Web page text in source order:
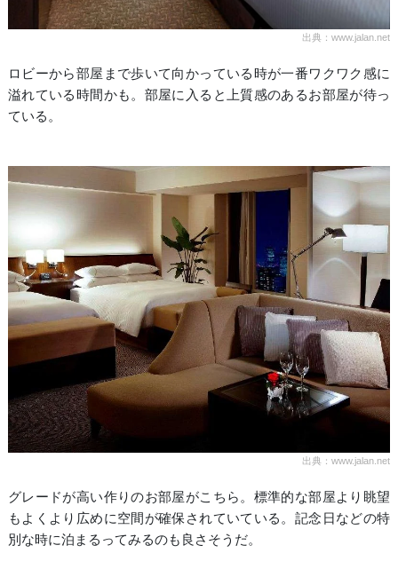
出典：www.jalan.net
ロビーから部屋まで歩いて向かっている時が一番ワクワク感に
溢れている時間かも。部屋に入ると上質感のあるお部屋が待っ
ている。
出典：www.jalan.net
グレードが高い作りのお部屋がこちら。標準的な部屋より眺望
もよくより広めに空間が確保されていている。記念日などの特
別な時に泊まるってみるのも良さそうだ。